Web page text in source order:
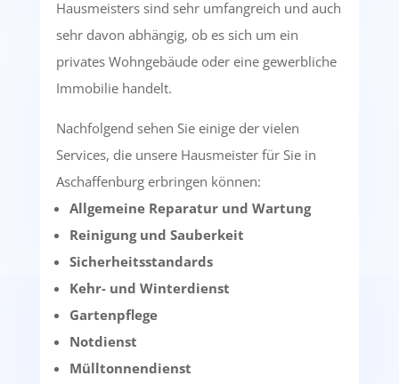
Hausmeisters sind sehr umfangreich und auch
sehr davon abhängig, ob es sich um ein
privates Wohngebäude oder eine gewerbliche
Immobilie handelt.
Nachfolgend sehen Sie einige der vielen
Services, die unsere Hausmeister für Sie in
Aschaffenburg erbringen können:
Allgemeine Reparatur und Wartung
Reinigung und Sauberkeit
Sicherheitsstandards
Kehr- und Winterdienst
Gartenpflege
Notdienst
Mülltonnendienst